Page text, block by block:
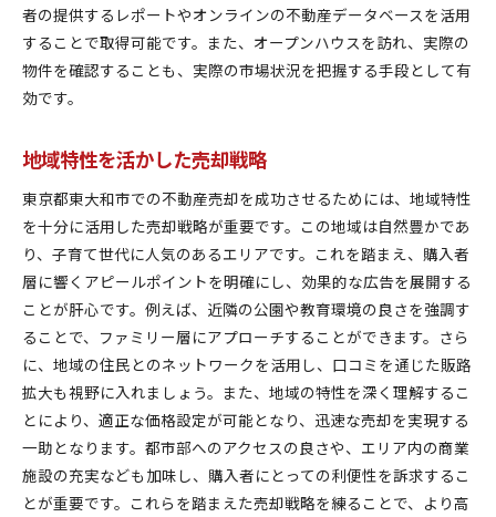
市場調査徹底で無駄のない不動産売却を実現する
競合分析で差別化ポイントを見つける
データに基づく戦略的売却計画
市場変化に迅速に対応するための準備
信頼関係が築く不動産業者との協力が成功のカギ
業者と円滑なコミュニケーションを図る
信頼構築のためのステップ
契約の透明性を保つ方法
売却プロセスを共有して進める
顧客ニーズに応える柔軟な対応
フィードバックを活用した改善策
者の提供するレポートやオンラインの不動産データベースを活用
することで取得可能です。また、オープンハウスを訪れ、実際の
物件を確認することも、実際の市場状況を把握する手段として有
効です。
地域特性を活かした売却戦略
東京都東大和市での不動産売却を成功させるためには、地域特性
を十分に活用した売却戦略が重要です。この地域は自然豊かであ
り、子育て世代に人気のあるエリアです。これを踏まえ、購入者
層に響くアピールポイントを明確にし、効果的な広告を展開する
ことが肝心です。例えば、近隣の公園や教育環境の良さを強調す
ることで、ファミリー層にアプローチすることができます。さら
に、地域の住民とのネットワークを活用し、口コミを通じた販路
拡大も視野に入れましょう。また、地域の特性を深く理解するこ
とにより、適正な価格設定が可能となり、迅速な売却を実現する
一助となります。都市部へのアクセスの良さや、エリア内の商業
施設の充実なども加味し、購入者にとっての利便性を訴求するこ
とが重要です。これらを踏まえた売却戦略を練ることで、より高